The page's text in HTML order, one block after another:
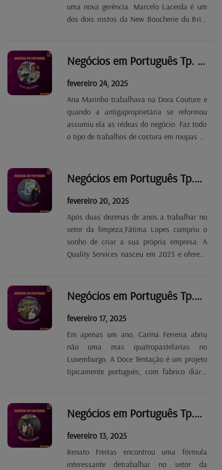
uma nova gerência. Marcelo Lacerda é um
dos dois rostos da New Boucherie du Brill,
congelados e serviço de take-away, com
destaque para o...
Negócios em Português Tp. 2 Ep. 47 - Ana Marinho
fevereiro 24, 2025
Ana Marinho trabalhava na Dora Couture e
quando a antigaproprietária se reformou
assumiu ela as rédeas do negócio. Faz todo
o tipo de trabalhos de costura em roupas de
ou capas para bancos e cadeiras. “Não
recuso...
Negócios em Português Tp.2 Ep.46 - Fátima Lopes
fevereiro 20, 2025
Após duas dezenas de anos a trabalhar no
setor da limpeza,Fátima Lopes cumpriu o
sonho de criar a sua própria empresa. A
Quality Services nasceu em 2023 e oferece
habitual limpeza doméstica. Com uma
equipa de 10...
Negócios em Português Tp.2 Ep.45 - Carina Ferreira
fevereiro 17, 2025
Em apenas um ano, Carina Ferreira abriu
não uma mas quatropastelarias no
Luxemburgo. A Doce Tentação é um projeto
tipicamente português, com fabrico diário
apesar da curta duração, as suas natas são
jáfamosas e...
Negócios em Português Tp.2 Ep.44 - Renato Freitas
fevereiro 13, 2025
Renato Freitas encontrou uma fórmula
interessante detrabalhar no setor da